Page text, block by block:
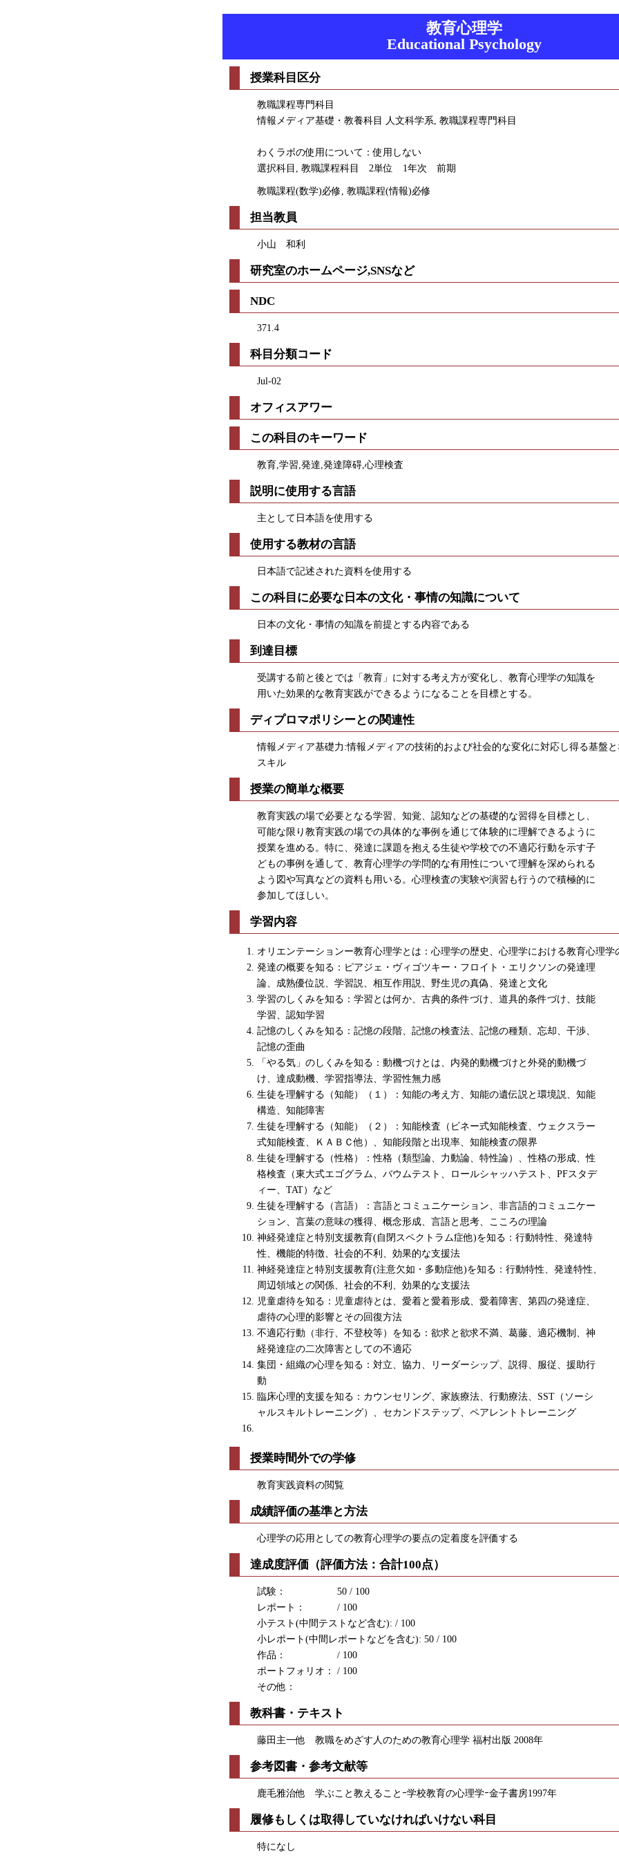
教育心理学
Educational Psychology
授業科目区分
教職課程専門科目
情報メディア基礎・教養科目 人文科学系, 教職課程専門科目
わくラボの使用について：使用しない
選択科目, 教職課程科目 2単位 1年次 前期
教職課程(数学)必修, 教職課程(情報)必修
担当教員
小山 和利
研究室のホームページ,SNSなど
NDC
371.4
科目分類コード
Jul-02
オフィスアワー
この科目のキーワード
教育,学習,発達,発達障碍,心理検査
説明に使用する言語
主として日本語を使用する
使用する教材の言語
日本語で記述された資料を使用する
この科目に必要な日本の文化・事情の知識について
日本の文化・事情の知識を前提とする内容である
到達目標
受講する前と後とでは「教育」に対する考え方が変化し、教育心理学の知識を
用いた効果的な教育実践ができるようになることを目標とする。
ディプロマポリシーとの関連性
情報メディア基礎力:情報メディアの技術的および社会的な変化に対応し得る基盤
スキル
授業の簡単な概要
教育実践の場で必要となる学習、知覚、認知などの基礎的な習得を目標とし、
可能な限り教育実践の場での具体的な事例を通じて体験的に理解できるように
授業を進める。特に、発達に課題を抱える生徒や学校での不適応行動を示す子
どもの事例を通して、教育心理学の学問的な有用性について理解を深められる
よう図や写真などの資料も用いる。心理検査の実験や演習も行うので積極的に
参加してほしい。
学習内容
オリエンテーションー教育心理学とは：心理学の歴史、心理学における教育心理学
発達の概要を知る：ピアジェ・ヴィゴツキー・フロイト・エリクソンの発達理
論、成熟優位説、学習説、相互作用説、野生児の真偽、発達と文化
学習のしくみを知る：学習とは何か、古典的条件づけ、道具的条件づけ、技能
学習、認知学習
記憶のしくみを知る：記憶の段階、記憶の検査法、記憶の種類、忘却、干渉、
記憶の歪曲
「やる気」のしくみを知る：動機づけとは、内発的動機づけと外発的動機づ
け、達成動機、学習指導法、学習性無力感
生徒を理解する（知能）（１）：知能の考え方、知能の遺伝説と環境説、知能
構造、知能障害
生徒を理解する（知能）（２）：知能検査（ビネー式知能検査、ウェクスラー
式知能検査、ＫＡＢＣ他）、知能段階と出現率、知能検査の限界
生徒を理解する（性格）：性格（類型論、力動論、特性論）、性格の形成、性
格検査（東大式エゴグラム、バウムテスト、ロールシャッハテスト、PFスタデ
ィー、TAT）など
生徒を理解する（言語）：言語とコミュニケーション、非言語的コミュニケー
ション、言葉の意味の獲得、概念形成、言語と思考、こころの理論
神経発達症と特別支援教育(自閉スペクトラム症他)を知る：行動特性、発達特
性、機能的特徴、社会的不利、効果的な支援法
神経発達症と特別支援教育(注意欠如・多動症他)を知る：行動特性、発達特性、
周辺領域との関係、社会的不利、効果的な支援法
児童虐待を知る：児童虐待とは、愛着と愛着形成、愛着障害、第四の発達症、
虐待の心理的影響とその回復方法
不適応行動（非行、不登校等）を知る：欲求と欲求不満、葛藤、適応機制、神
経発達症の二次障害としての不適応
集団・組織の心理を知る：対立、協力、リーダーシップ、説得、服従、援助行
動
臨床心理的支援を知る：カウンセリング、家族療法、行動療法、SST（ソーシ
ャルスキルトレーニング）、セカンドステップ、ペアレントトレーニング
授業時間外での学修
教育実践資料の閲覧
成績評価の基準と方法
心理学の応用としての教育心理学の要点の定着度を評価する
達成度評価（評価方法：合計100点）
試験： 50 / 100
レポート： / 100
小テスト(中間テストなど含む): / 100
小レポート(中間レポートなどを含む): 50 / 100
作品： / 100
ポートフォリオ： / 100
その他：
教科書・テキスト
藤田主一他 教職をめざす人のための教育心理学 福村出版 2008年
参考図書・参考文献等
鹿毛雅治他 学ぶこと教えることｰ学校教育の心理学ｰ金子書房1997年
履修もしくは取得していなければいけない科目
特になし